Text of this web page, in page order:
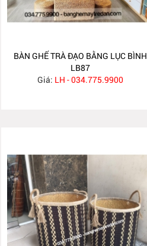
BÀN GHẾ TRÀ ĐẠO BẰNG LỤC BÌNH
LB87
Giá: LH - 034.775.9900